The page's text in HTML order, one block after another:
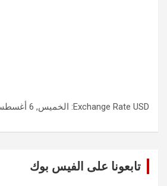
Exchange Rate USD : الخميس, 6 أغسطس.
تابعونا على الفيس بوك